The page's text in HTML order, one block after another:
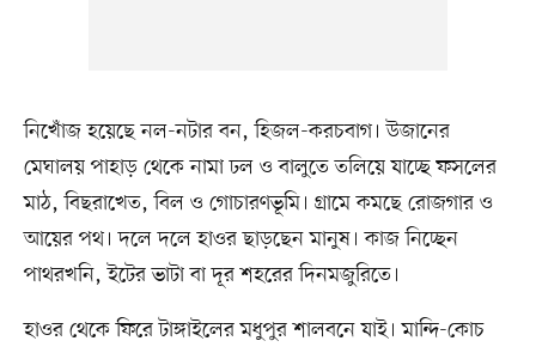
নিখোঁজ হয়েছে নল-নটার বন, হিজল-করচবাগ। উজানের
মেঘালয় পাহাড় থেকে নামা ঢল ও বালুতে তলিয়ে যাচ্ছে ফসলের
মাঠ, বিছরাখেত, বিল ও গোচারণভূমি। গ্রামে কমছে রোজগার ও
আয়ের পথ। দলে দলে হাওর ছাড়ছেন মানুষ। কাজ নিচ্ছেন
পাথরখনি, ইটের ভাটা বা দূর শহরের দিনমজুরিতে।
হাওর থেকে ফিরে টাঙ্গাইলের মধুপুর শালবনে যাই। মান্দি-কোচ